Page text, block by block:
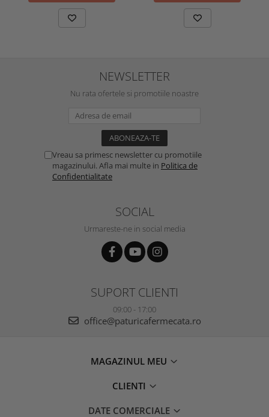
NEWSLETTER
Nu rata ofertele si promotiile noastre
Vreau sa primesc newsletter cu promotiile
magazinului. Afla mai multe in Politica de
Confidentialitate
SOCIAL
Urmareste-ne in social media
SUPORT CLIENTI
09:00 - 17:00
office@paturicafermecata.ro
MAGAZINUL MEU
CLIENTI
DATE COMERCIALE